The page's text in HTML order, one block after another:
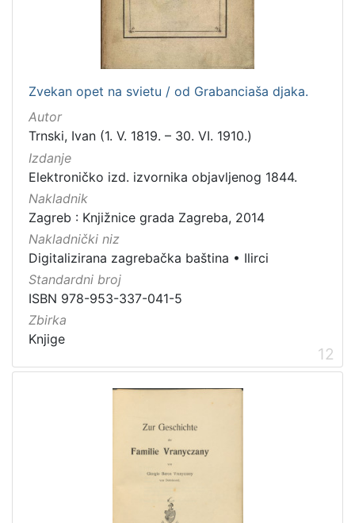
Zvekan opet na svietu / od Grabanciaša djaka.
Autor
Trnski, Ivan (1. V. 1819. – 30. VI. 1910.)
Izdanje
Elektroničko izd. izvornika objavljenog 1844.
Nakladnik
Zagreb : Knjižnice grada Zagreba, 2014
Nakladnički niz
Digitalizirana zagrebačka baština • Ilirci
Standardni broj
ISBN 978-953-337-041-5
Zbirka
Knjige
12